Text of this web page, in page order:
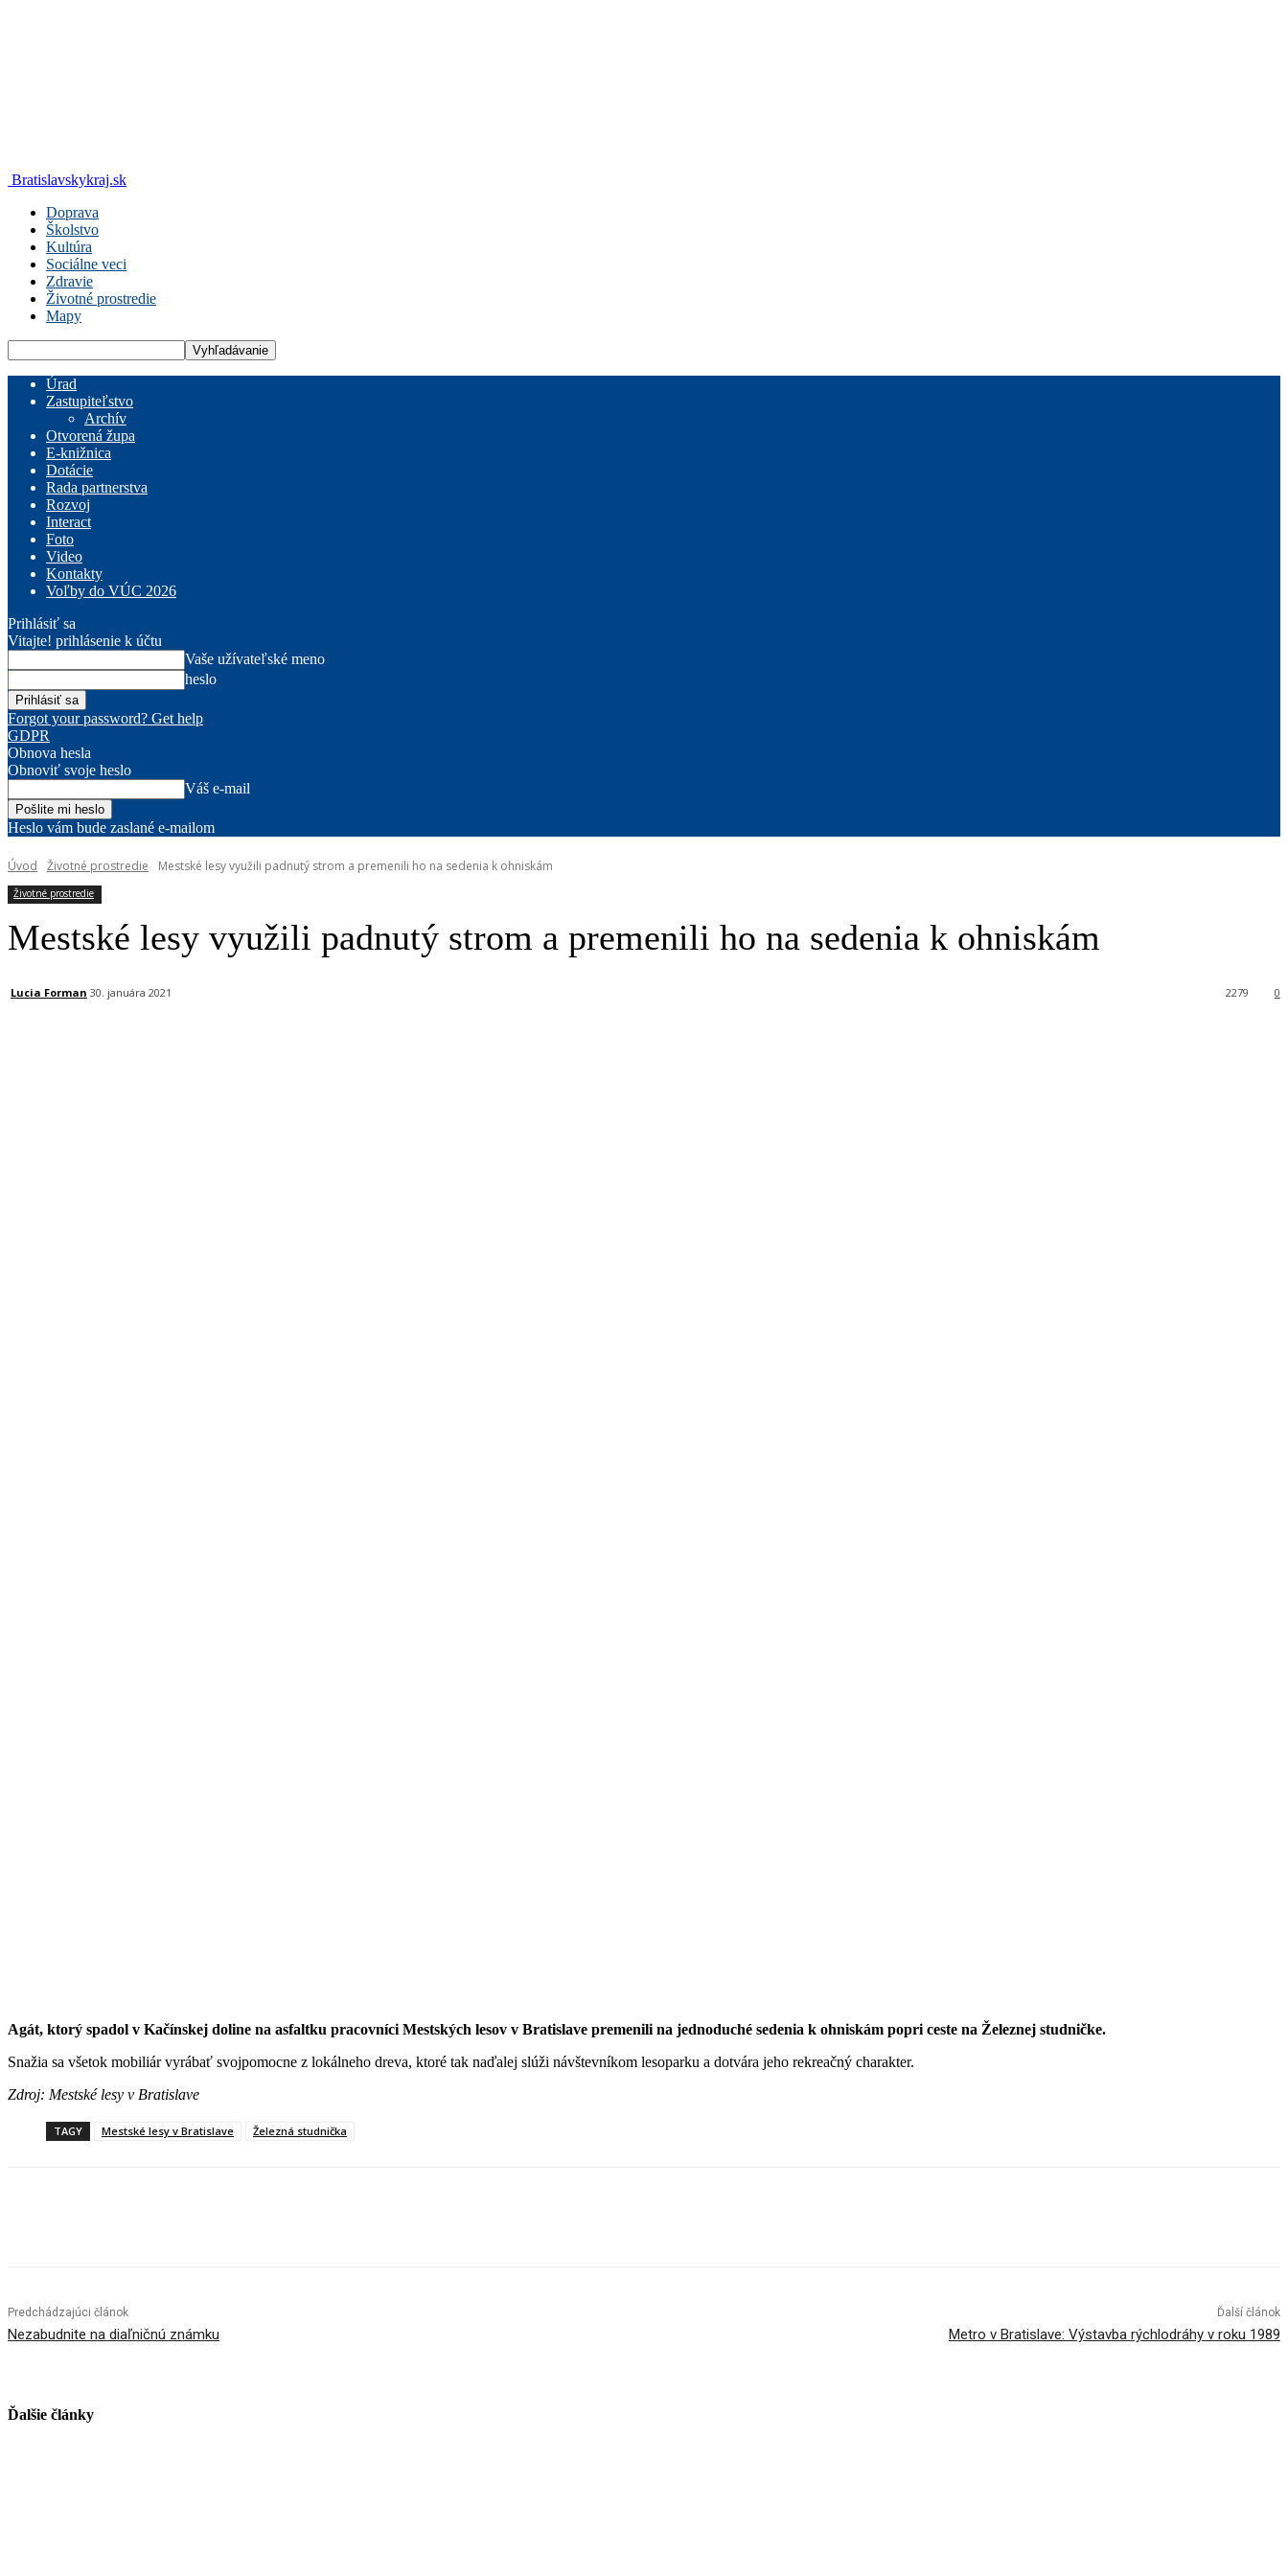
Bratislavskykraj.sk
Doprava
Školstvo
Kultúra
Sociálne veci
Zdravie
Životné prostredie
Mapy
Úrad
Zastupiteľstvo
Archív
Otvorená župa
E-knižnica
Dotácie
Rada partnerstva
Rozvoj
Interact
Foto
Video
Kontakty
Voľby do VÚC 2026
Prihlásiť sa
Vitajte! prihlásenie k účtu
Vaše užívateľské meno
heslo
Forgot your password? Get help
GDPR
Obnova hesla
Obnoviť svoje heslo
Váš e-mail
Heslo vám bude zaslané e-mailom
Úvod Životné prostredie Mestské lesy využili padnutý strom a premenili ho na sedenia k ohniskám
Životné prostredie
Mestské lesy využili padnutý strom a premenili ho na sedenia k ohniskám
Lucia Forman 30. januára 2021 0
2279
Agát, ktorý spadol v Kačínskej doline na asfaltku pracovníci Mestských lesov v Bratislave premenili na jednoduché sedenia k ohniskám popri ceste na Železnej studničke.
Snažia sa všetok mobiliár vyrábať svojpomocne z lokálneho dreva, ktoré tak naďalej slúži návštevníkom lesoparku a dotvára jeho rekreačný charakter.
Zdroj: Mestské lesy v Bratislave
TAGY Mestské lesy v Bratislave Železná studnička
Predchádzajúci článok
Nezabudnite na diaľničnú známku
Ďalší článok
Metro v Bratislave: Výstavba rýchlodráhy v roku 1989
Ďalšie články